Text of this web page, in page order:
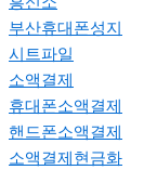
부산휴대폰성지
시트파일
소액결제
휴대폰소액결제
핸드폰소액결제
소액결제현금화